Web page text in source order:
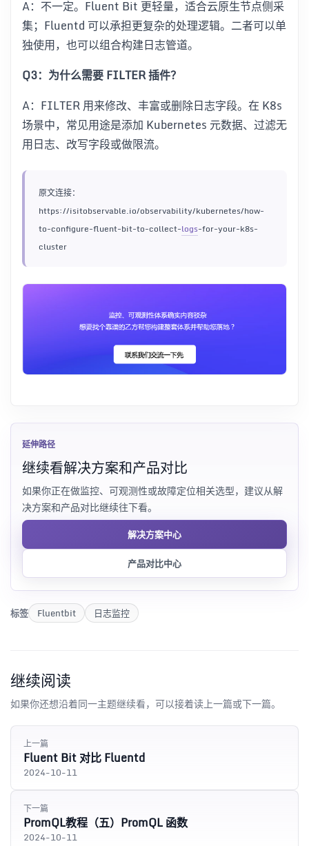
A：不一定。Fluent Bit 更轻量，适合云原生节点侧采
集；Fluentd 可以承担更复杂的处理逻辑。二者可以单
独使用，也可以组合构建日志管道。
Q3：为什么需要 FILTER 插件？
A：FILTER 用来修改、丰富或删除日志字段。在 K8s
场景中，常见用途是添加 Kubernetes 元数据、过滤无
用日志、改写字段或做限流。
原文连接：
https://isitobservable.io/observability/kubernetes/how-
to-configure-fluent-bit-to-collect-logs-for-your-k8s-
cluster
延伸路径
继续看解决方案和产品对比
如果你正在做监控、可观测性或故障定位相关选型，建议从解
决方案和产品对比继续往下看。
解决方案中心
产品对比中心
标签 Fluentbit 日志监控
继续阅读
如果你还想沿着同一主题继续看，可以接着读上一篇或下一篇。
上一篇
Fluent Bit 对比 Fluentd
2024-10-11
下一篇
PromQL教程（五）PromQL 函数
2024-10-11